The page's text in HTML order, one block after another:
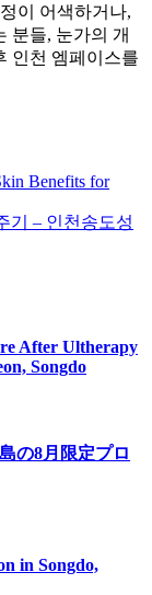
이 어색하거나,
분들, 눈가의 개
인천 엠페이스를
Benefits for
기 – 인천송도성
After Ultherapy
Songdo
の8月限定プロ
in Songdo,